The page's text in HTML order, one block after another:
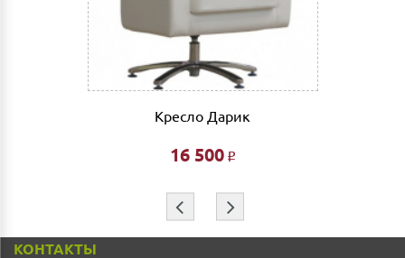
Сборка мебели рассчитывается автоматически при
совершении заказа в интернет магазине и является
фиксированной- 3% от стоимости заказа.
Дата доставки, выгрузки и сборки обговаривается
индивидуально.
Ждем Вас в нашем салоне и желаем Вам приятных
⇦
Кресло Дарик
16 500 Р
⇨
КОНТАКТЫ